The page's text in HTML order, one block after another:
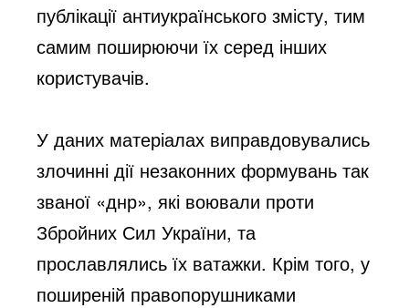
публікації антиукраїнського змісту, тим
самим поширюючи їх серед інших
користувачів.
У даних матеріалах виправдовувались
злочинні дії незаконних формувань так
званої «днр», які воювали проти
Збройних Сил України, та
прославлялись їх ватажки. Крім того, у
поширеній правопорушниками